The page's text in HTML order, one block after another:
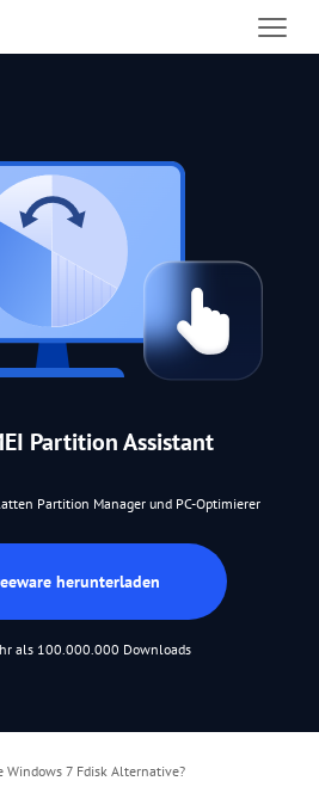
Partition Assistant
Partition Manager und PC-Optimierer
herunterladen
als 100.000.000 Downloads
Windows 7 Fdisk Alternative?